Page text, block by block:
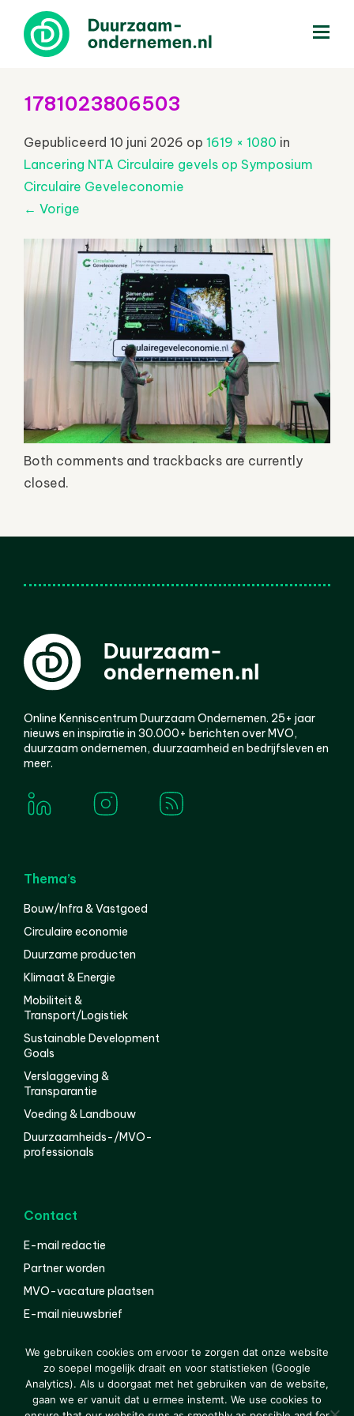
1781023806503
Gepubliceerd 10 juni 2026 op 1619 × 1080 in
Lancering NTA Circulaire gevels op Symposium
Circulaire Geveleconomie
← Vorige
Both comments and trackbacks are currently
closed.
Online Kenniscentrum Duurzaam Ondernemen. 25+ jaar
nieuws en inspiratie in 30.000+ berichten over MVO,
duurzaam ondernemen, duurzaamheid en bedrijfsleven en
meer.
Thema’s
Bouw/Infra & Vastgoed
Circulaire economie
Duurzame producten
Klimaat & Energie
Mobiliteit &
Transport/Logistiek
Sustainable Development
Goals
Verslaggeving &
Transparantie
Voeding & Landbouw
Duurzaamheids-/MVO-
professionals
Contact
E-mail redactie
Partner worden
MVO-vacature plaatsen
E-mail nieuwsbrief
© 2000-2026 Van der Molen EIS Colofon
Disclaimer
We gebruiken cookies om ervoor te zorgen dat onze website
zo soepel mogelijk draait en voor statistieken (Google
Analytics). Als u doorgaat met het gebruiken van de website,
gaan we er vanuit dat u ermee instemt. We use cookies to